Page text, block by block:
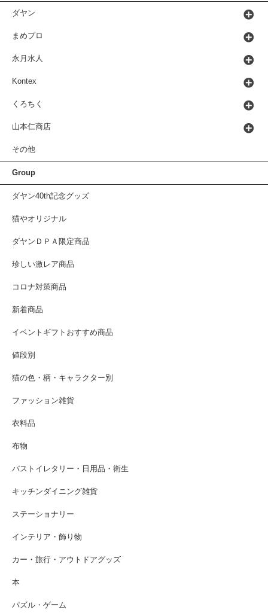
ダヤン
まめプロ
永月水人
Kontex
くろちく
山本仁商店
その他
Group
ダヤン40th記念グッズ
猫やオリジナル
ダヤンＤＰＡ限定商品
珍しい激レア商品
コロナ対策商品
新着商品
イベントギフトおすすめ商品
値段別
猫の色・柄・キャラクター別
ファッション雑貨
衣料品
布物
バストイレタリー・日用品・衛生
キッチンダイニング雑貨
ステーショナリー
インテリア・飾り物
カー・旅行・アウトドアグッズ
本
パズル・ゲーム